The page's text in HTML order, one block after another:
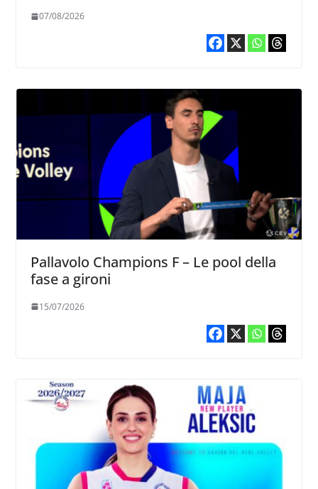
07/08/2026
Pallavolo Champions F – Le pool della
fase a gironi
15/07/2026